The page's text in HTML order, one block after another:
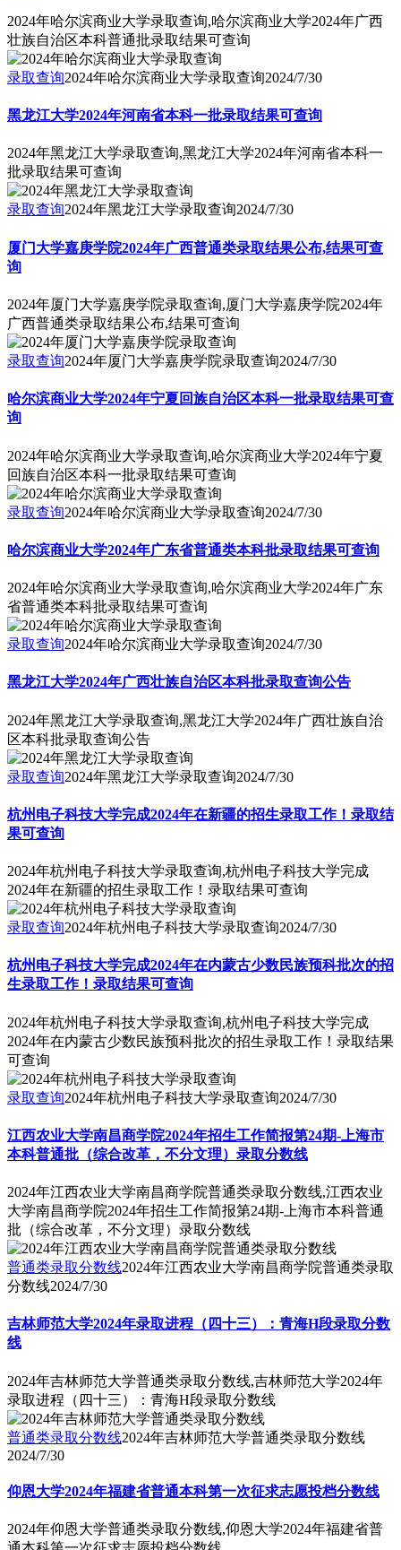
2024年哈尔滨商业大学录取查询,哈尔滨商业大学2024年广西
壮族自治区本科普通批录取结果可查询
录取查询2024年哈尔滨商业大学录取查询2024/7/30
黑龙江大学2024年河南省本科一批录取结果可查询
2024年黑龙江大学录取查询,黑龙江大学2024年河南省本科一
批录取结果可查询
录取查询2024年黑龙江大学录取查询2024/7/30
厦门大学嘉庚学院2024年广西普通类录取结果公布,结果可查
询
2024年厦门大学嘉庚学院录取查询,厦门大学嘉庚学院2024年
广西普通类录取结果公布,结果可查询
录取查询2024年厦门大学嘉庚学院录取查询2024/7/30
哈尔滨商业大学2024年宁夏回族自治区本科一批录取结果可查
询
2024年哈尔滨商业大学录取查询,哈尔滨商业大学2024年宁夏
回族自治区本科一批录取结果可查询
录取查询2024年哈尔滨商业大学录取查询2024/7/30
哈尔滨商业大学2024年广东省普通类本科批录取结果可查询
2024年哈尔滨商业大学录取查询,哈尔滨商业大学2024年广东
省普通类本科批录取结果可查询
录取查询2024年哈尔滨商业大学录取查询2024/7/30
黑龙江大学2024年广西壮族自治区本科批录取查询公告
2024年黑龙江大学录取查询,黑龙江大学2024年广西壮族自治
区本科批录取查询公告
录取查询2024年黑龙江大学录取查询2024/7/30
杭州电子科技大学完成2024年在新疆的招生录取工作！录取结
果可查询
2024年杭州电子科技大学录取查询,杭州电子科技大学完成
2024年在新疆的招生录取工作！录取结果可查询
录取查询2024年杭州电子科技大学录取查询2024/7/30
杭州电子科技大学完成2024年在内蒙古少数民族预科批次的招
生录取工作！录取结果可查询
2024年杭州电子科技大学录取查询,杭州电子科技大学完成
2024年在内蒙古少数民族预科批次的招生录取工作！录取结果
可查询
录取查询2024年杭州电子科技大学录取查询2024/7/30
江西农业大学南昌商学院2024年招生工作简报第24期-上海市
本科普通批（综合改革，不分文理）录取分数线
2024年江西农业大学南昌商学院普通类录取分数线,江西农业
大学南昌商学院2024年招生工作简报第24期-上海市本科普通
批（综合改革，不分文理）录取分数线
普通类录取分数线2024年江西农业大学南昌商学院普通类录取
分数线2024/7/30
吉林师范大学2024年录取进程（四十三）：青海H段录取分数
线
2024年吉林师范大学普通类录取分数线,吉林师范大学2024年
录取进程（四十三）：青海H段录取分数线
普通类录取分数线2024年吉林师范大学普通类录取分数线
2024/7/30
仰恩大学2024年福建省普通本科第一次征求志愿投档分数线
2024年仰恩大学普通类录取分数线,仰恩大学2024年福建省普